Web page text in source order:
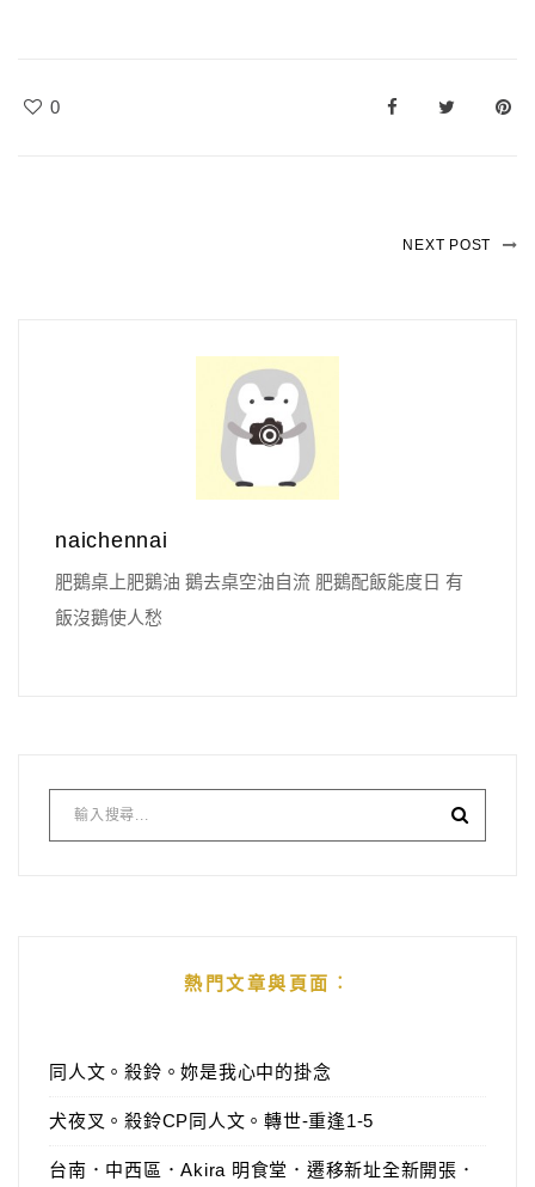
0
NEXT POST
naichennai
肥鵝桌上肥鵝油 鵝去桌空油自流 肥鵝配飯能度日 有
飯沒鵝使人愁
熱門文章與頁面︰
同人文。殺鈴。妳是我心中的掛念
犬夜叉。殺鈴CP同人文。轉世-重逢1-5
台南．中西區．Akira 明食堂．遷移新址全新開張．